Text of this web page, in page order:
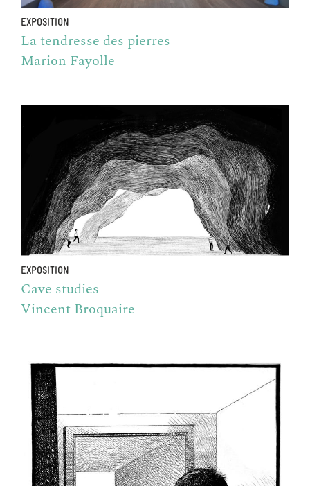
EXPOSITION
La tendresse des pierres
Marion Fayolle
EXPOSITION
Cave studies
Vincent Broquaire